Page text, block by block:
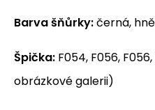
Barva šňůrky:černá,
Špička: F054, F056,
obrázkové galerii)